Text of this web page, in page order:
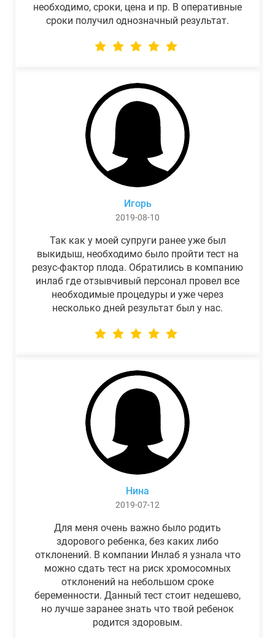
необходимо, сроки, цена и пр. В оперативные
сроки получил однозначный результат.
Игорь
2019-08-10
Так как у моей супруги ранее уже был
выкидыш, необходимо было пройти тест на
резус-фактор плода. Обратились в компанию
инлаб где отзывчивый персонал провел все
необходимые процедуры и уже через
несколько дней результат был у нас.
Нина
2019-07-12
Для меня очень важно было родить
здорового ребенка, без каких либо
отклонений. В компании Инлаб я узнала что
можно сдать тест на риск хромосомных
отклонений на небольшом сроке
беременности. Данный тест стоит недешево,
но лучше заранее знать что твой ребенок
родится здоровым.